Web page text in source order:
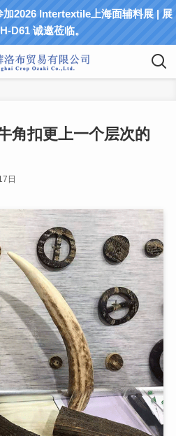
加2026 Intertextile上海面辅料展 | 展
D61 诚邀莅临。
角扣更上一个层次的
日